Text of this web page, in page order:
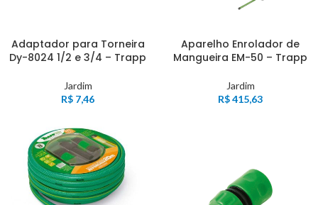
Adaptador para Torneira
Dy-8024 1/2 e 3/4 – Trapp
Jardim
R$ 7,46
Aparelho Enrolador de
Mangueira EM-50 – Trapp
Jardim
R$415,63